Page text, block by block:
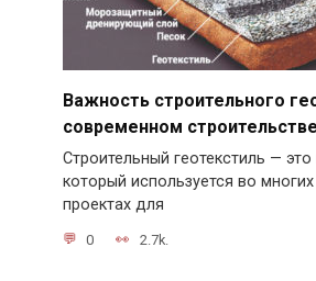
Важность строительного
современном строительстве
Строительный геотекстиль — это
который используется во
проектах для
0 2.7k.